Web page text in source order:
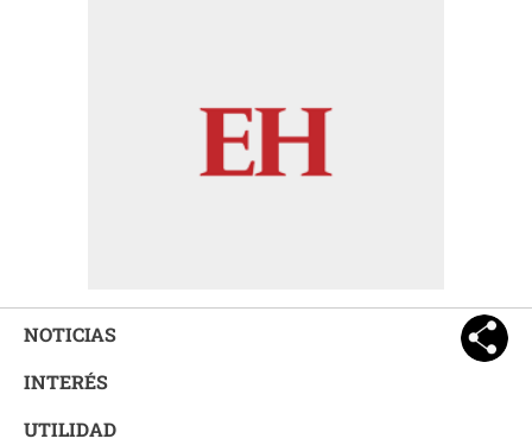
NOTICIAS
INTERÉS
UTILIDAD